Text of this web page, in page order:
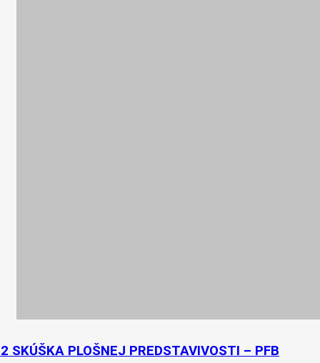
SKÚŠKA PLOŠNEJ PREDSTAVIVOSTI – PFB